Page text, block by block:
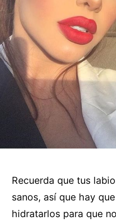
Recuerda que tus
sanos, así que hay
hidratarlos para que